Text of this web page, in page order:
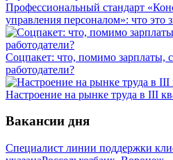
Профессиональный стандарт
управления персоналом»: что это
Соцпакет: что, помимо зарплаты,
работодатели?
Настроение на рынке труда в III
Вакансии дня
Специалист линии поддержки